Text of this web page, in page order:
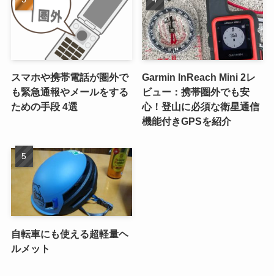
スマホや携帯電話が圏外で
も緊急通報やメールをする
ための手段 4選
Garmin InReach Mini 2レ
ビュー：携帯圏外でも安
心！登山に必須な衛星通信
機能付きGPSを紹介
自転車にも使える超軽量ヘ
ルメット